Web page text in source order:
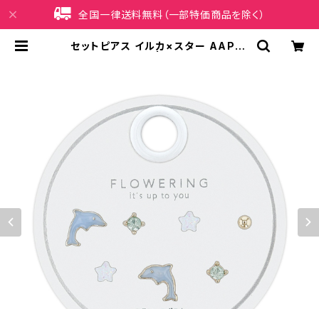
全国一律送料無料（一部特価商品を除く）
セットピアス イルカ×スター AAP19